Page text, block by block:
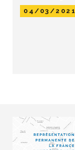
04/03/2021